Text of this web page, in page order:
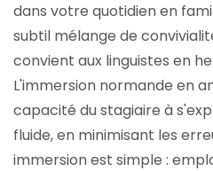
dans votre quotidien en
subtil mélange de
convient aux linguistes en
L'immersion normande en
capacité du stagiaire à
fluide, en minimisant les
immersion est simple :